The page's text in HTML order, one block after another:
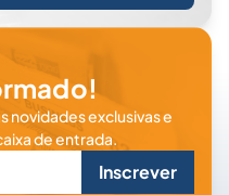
novidades exclusivas e
de entrada.
Inscrever